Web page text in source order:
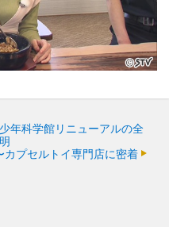
年科学館リニューアルの全
カプセルトイ専門店に密着